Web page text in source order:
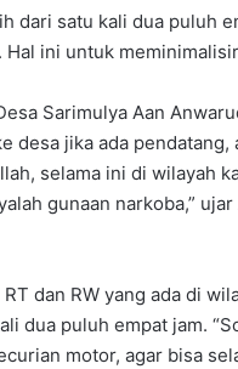
dari satu kali dua puluh
ini untuk
Sarimulya Aan
desa jika ada
selama ini di wilayah
gunaan narkoba,”
dan RW yang ada di
dua puluh empat jam.
motor, agar bisa